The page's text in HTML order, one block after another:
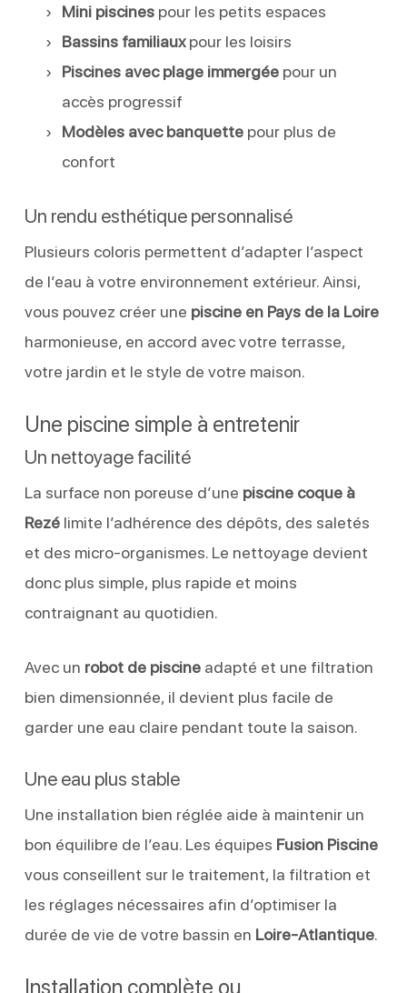
Mini piscinespour les petits espaces
Bassins familiauxpour les loisirs
Piscines avec plage immergéepour un
accès progressif
Modèles avec banquettepour plus de
confort
Un rendu esthétique personnalisé
Plusieurs coloris permettent d’adapter l’aspect
de l’eau à votre environnement extérieur. Ainsi,
vous pouvez créer une piscine en Pays de la Loire
harmonieuse, en accord avec votre terrasse,
votre jardin et le style de votre maison.
Une piscine simple à entretenir
Un nettoyage facilité
La surface non poreuse d’une piscine coque à
Rezélimite l’adhérence des dépôts, des saletés
et des micro-organismes. Le nettoyage devient
donc plus simple, plus rapide et moins
contraignant au quotidien.
Avec un robot de piscineadapté et une filtration
bien dimensionnée, il devient plus facile de
garder une eau claire pendant toute la saison.
Une eau plus stable
Une installation bien réglée aide à maintenir un
bon équilibre de l’eau. Les équipes Fusion Piscine
vous conseillent sur le traitement, la filtration et
les réglages nécessaires afin d’optimiser la
durée de vie de votre bassin en Loire-Atlantique.
Installation complète ou